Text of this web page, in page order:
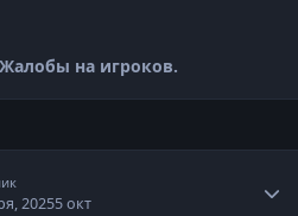
Жалобы на игроков.
20255 окт